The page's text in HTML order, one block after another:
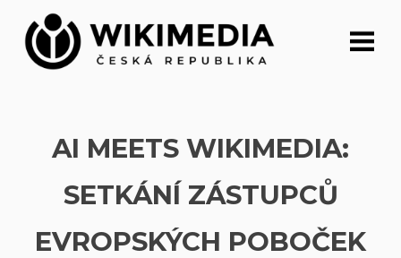
Přeskočit
obsah
AI MEETS WIKIMEDIA:
SETKÁNÍ ZÁSTUPCŮ
EVROPSKÝCH POBOČEK